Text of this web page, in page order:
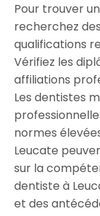
Pour trouver
recherchez
qualifications
Vérifiez les
affiliations
Les dentistes
normes
Leucate
sur la
dentiste à
et des